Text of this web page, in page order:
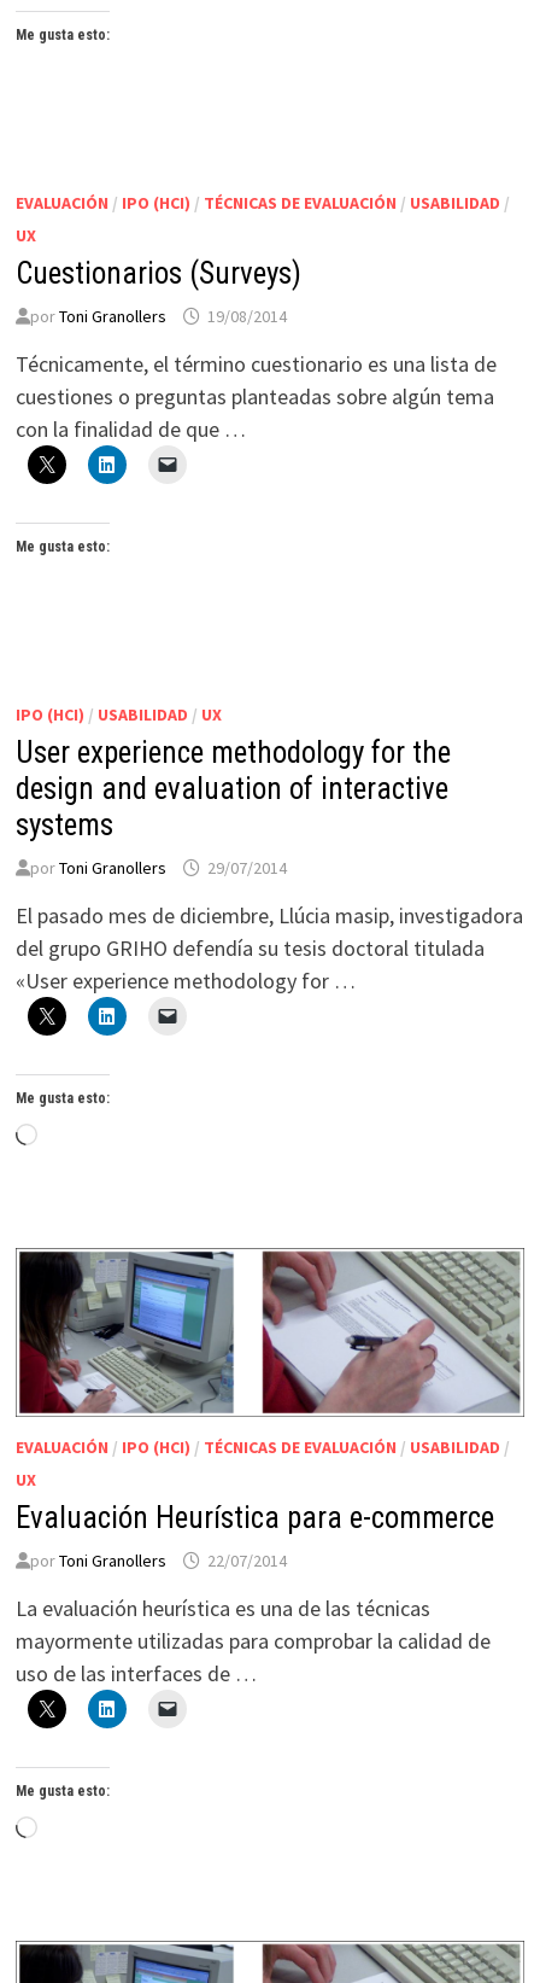
Me gusta esto:
EVALUACIÓN / IPO (HCI) / TÉCNICAS DE EVALUACIÓN / USABILIDAD /
UX
Cuestionarios (Surveys)
porToni Granollers 19/08/2014
Técnicamente, el término cuestionario es una lista de
cuestiones o preguntas planteadas sobre algún tema
con la finalidad de que …
Me gusta esto:
IPO (HCI) / USABILIDAD / UX
User experience methodology for the
design and evaluation of interactive
systems
porToni Granollers 29/07/2014
El pasado mes de diciembre, Llúcia masip, investigadora
del grupo GRIHO defendía su tesis doctoral titulada
«User experience methodology for …
Me gusta esto:
Cargando...
EVALUACIÓN / IPO (HCI) / TÉCNICAS DE EVALUACIÓN / USABILIDAD /
UX
Evaluación Heurística para e-commerce
porToni Granollers 22/07/2014
La evaluación heurística es una de las técnicas
mayormente utilizadas para comprobar la calidad de
uso de las interfaces de …
Me gusta esto:
Cargando...